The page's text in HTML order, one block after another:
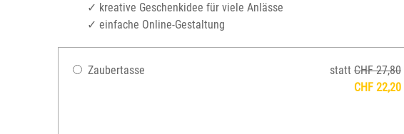
✓ kreative Geschenkidee für viele Anlässe
✓ einfache Online-Gestaltung
Zaubertasse statt CHF 27,80
CHF 22,20